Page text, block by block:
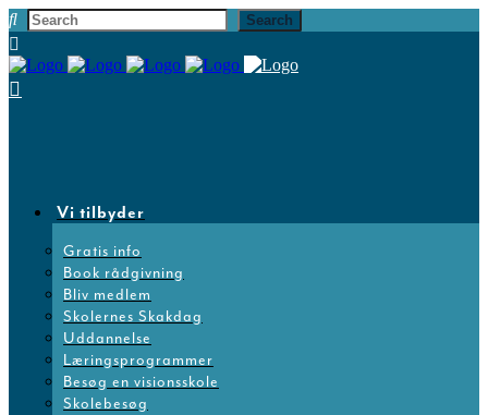
Vi tilbyder
Gratis info
Book rådgivning
Bliv medlem
Skolernes Skakdag
Uddannelse
Læringsprogrammer
Besøg en visionsskole
Skolebesøg